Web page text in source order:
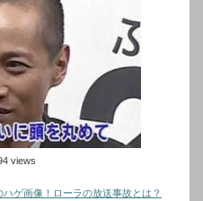
views
ゲ画像！ローラの放送事故とは？